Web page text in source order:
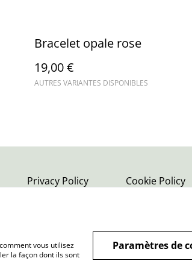
Bracelet opale rose
19,00 €
AUTRES VARIANTES DISPONIBLES
Privacy Policy Cookie Policy
vous utilisez
la façon dont ils sont
Paramètres de